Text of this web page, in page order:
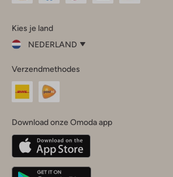
InstagramFacebook
Kies je land
NEDERLAND
je
land
Nederland
Belgique(Français)
Deutschland
Verzendmethodes
Download onze Omoda app